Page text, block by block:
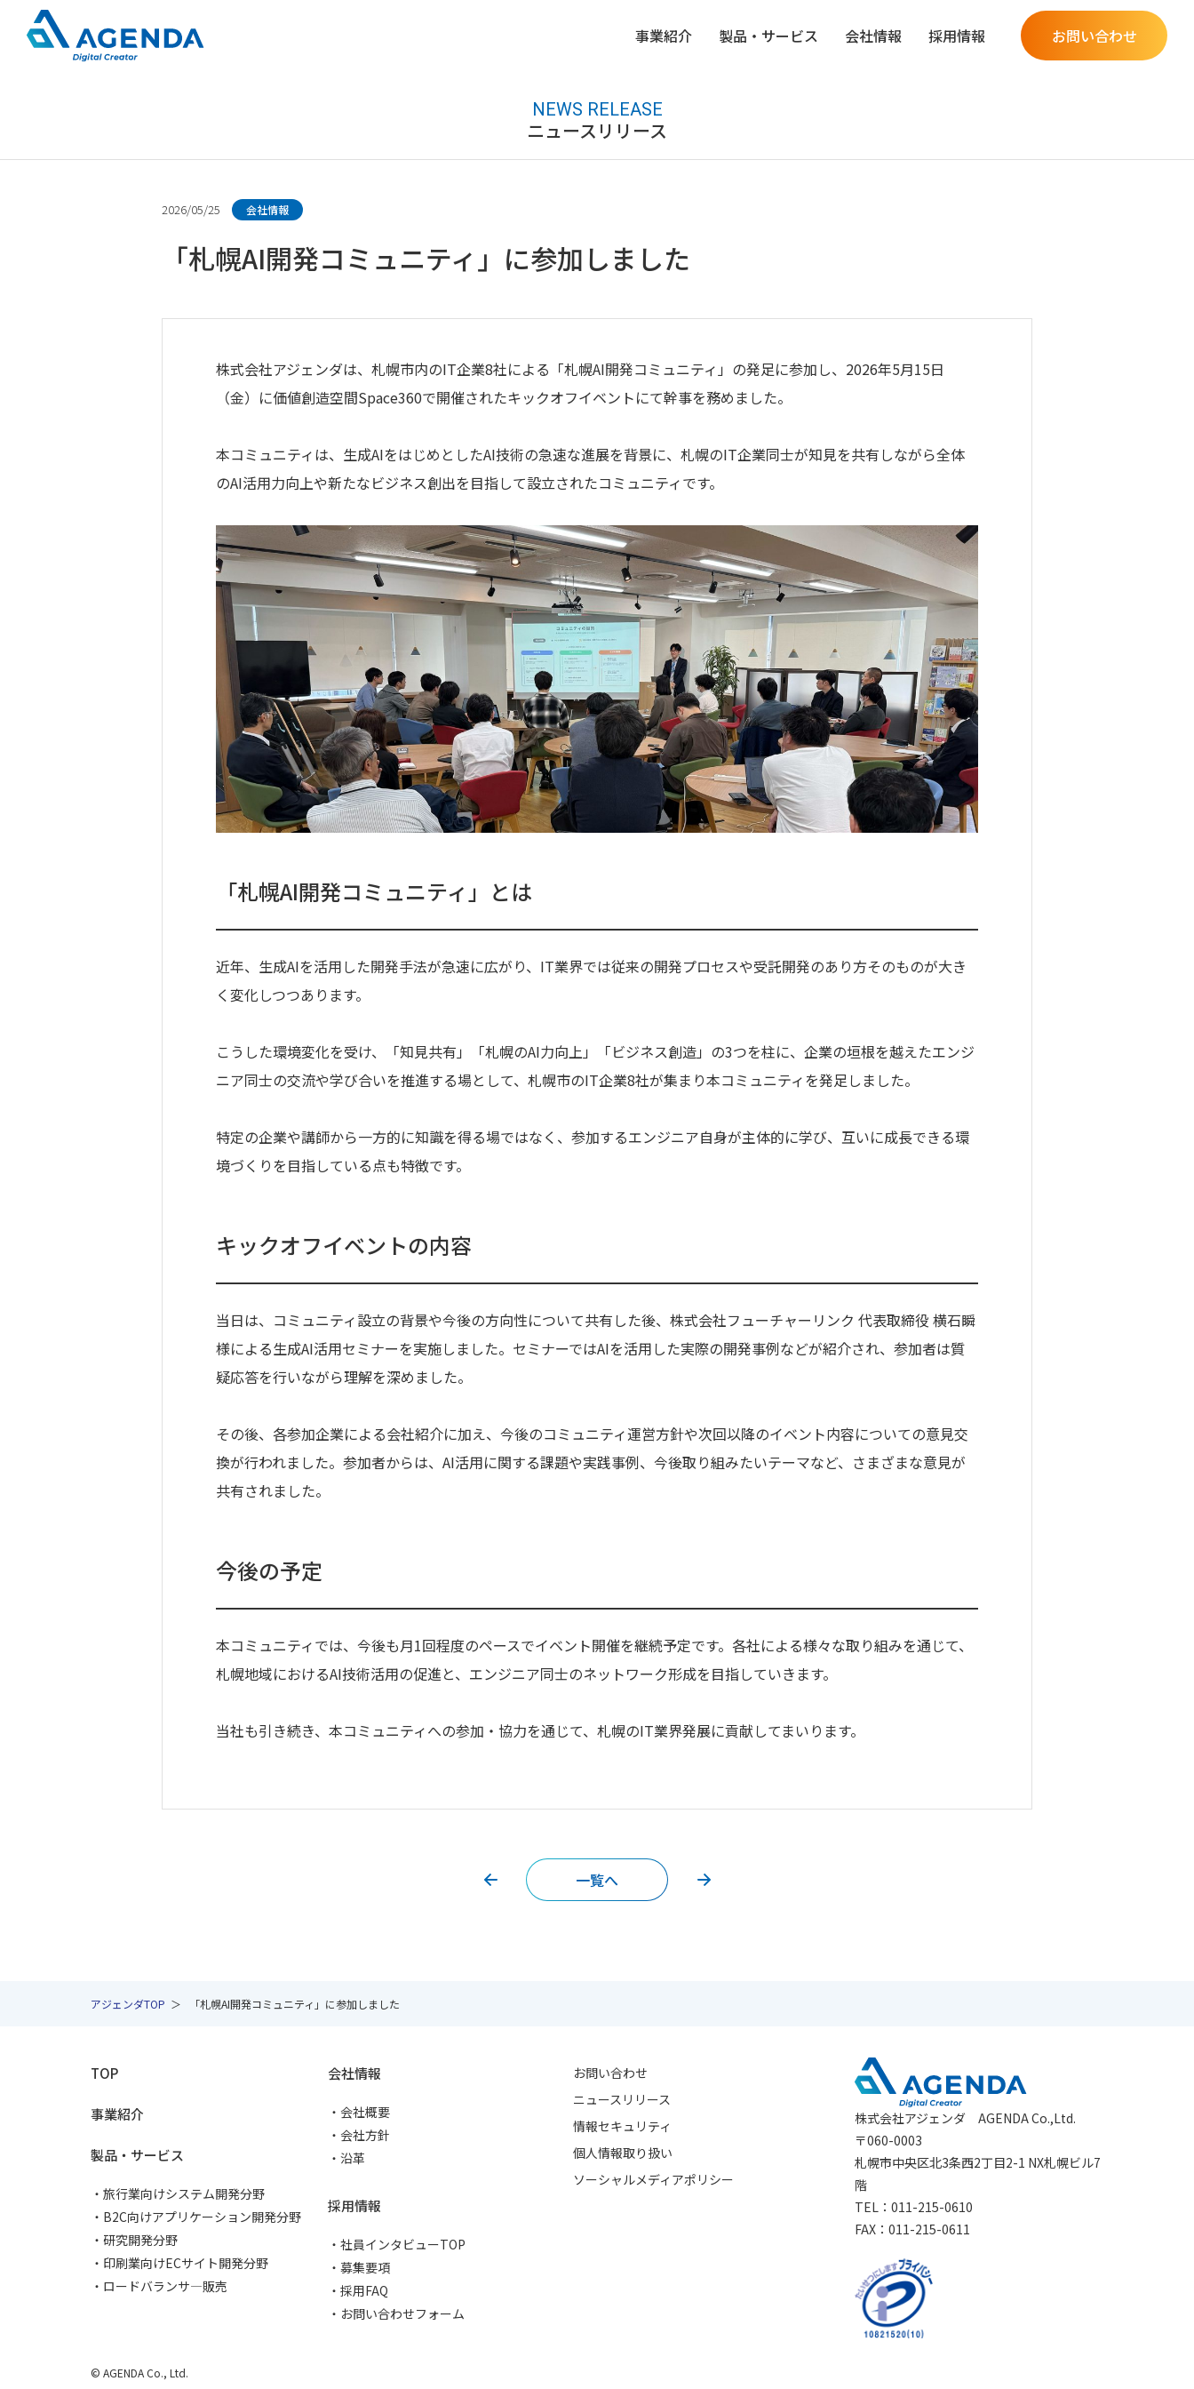
事業紹介 製品・サービス
B2C向けアプリケーション開発分野
印刷業向けECサイト開発分野
会社情報
決算公告
採用情報
中途向け募集要項
お問い合わせ
NEWS RELEASE
ニュースリリース
2026/05/25 会社情報
「札幌AI開発コミュニティ」に参加しました
株式会社アジェンダは、札幌市内のIT企業8社による「札幌AI開発コミュニティ」の発足に参加し、2026年5月15日
（金）に価値創造空間Space360で開催されたキックオフイベントにて幹事を務めました。
本コミュニティは、生成AIをはじめとしたAI技術の急速な進展を背景に、札幌のIT企業同士が知見を共有しながら全体
のAI活用力向上や新たなビジネス創出を目指して設立されたコミュニティです。
「札幌AI開発コミュニティ」とは
近年、生成AIを活用した開発手法が急速に広がり、IT業界では従来の開発プロセスや受託開発のあり方そのものが大き
く変化しつつあります。
こうした環境変化を受け、「知見共有」「札幌のAI力向上」「ビジネス創造」の3つを柱に、企業の垣根を越えたエンジ
ニア同士の交流や学び合いを推進する場として、札幌市のIT企業8社が集まり本コミュニティを発足しました。
特定の企業や講師から一方的に知識を得る場ではなく、参加するエンジニア自身が主体的に学び、互いに成長できる環
境づくりを目指している点も特徴です。
キックオフイベントの内容
当日は、コミュニティ設立の背景や今後の方向性について共有した後、株式会社フューチャーリンク 代表取締役 横石瞬
様による生成AI活用セミナーを実施しました。セミナーではAIを活用した実際の開発事例などが紹介され、参加者は質
疑応答を行いながら理解を深めました。
その後、各参加企業による会社紹介に加え、今後のコミュニティ運営方針や次回以降のイベント内容についての意見交
換が行われました。参加者からは、AI活用に関する課題や実践事例、今後取り組みたいテーマなど、さまざまな意見が
共有されました。
今後の予定
本コミュニティでは、今後も月1回程度のペースでイベント開催を継続予定です。各社による様々な取り組みを通じて、
札幌地域におけるAI技術活用の促進と、エンジニア同士のネットワーク形成を目指していきます。
当社も引き続き、本コミュニティへの参加・協力を通じて、札幌のIT業界発展に貢献してまいります。
一覧へ
アジェンダTOP 「札幌AI開発コミュニティ」に参加しました
TOP
事業紹介
製品・サービス
旅行業向けシステム開発分野
B2C向けアプリケーション開発分野
研究開発分野
印刷業向けECサイト開発分野
ロードバランサ―販売
会社情報
会社概要
会社方針
沿革
採用情報
社員インタビューTOP
募集要項
採用FAQ
お問い合わせフォーム
お問い合わせ
ニュースリリース
情報セキュリティ
個人情報取り扱い
ソーシャルメディアポリシー
株式会社アジェンダ AGENDA Co.,Ltd.
〒060-0003
札幌市中央区北3条西2丁目2-1 NX札幌ビル7
階
TEL：011-215-0610
FAX：011-215-0611
© AGENDA Co., Ltd.